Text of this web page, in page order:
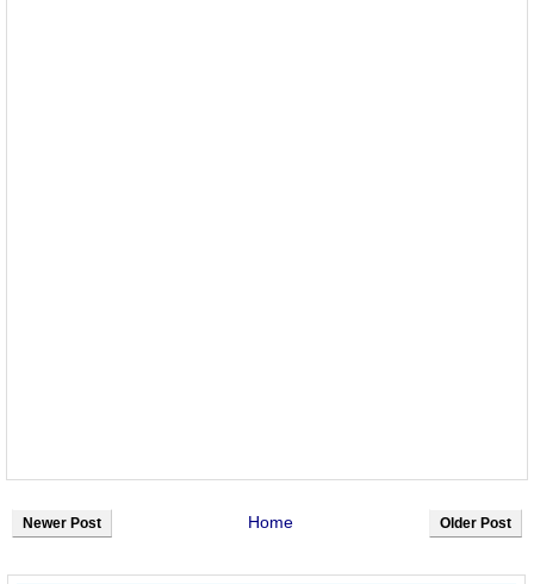
Newer Post Older Post
Home